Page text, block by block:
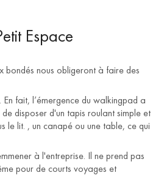
Espace
bondés nous obligeront à faire des
fait, l’émergence du walkingpad a
disposer d'un tapis roulant simple et
le lit. , un canapé ou une table, ce qui
à l'entreprise. Il ne prend pas
pour de courts voyages et